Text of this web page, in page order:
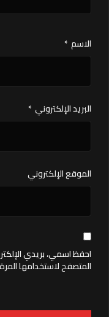
الاسم *
البريد الإلكتروني *
الموقع الإلكتروني
احفظ اسمي، بريدي
المتصفح لاستخدامها